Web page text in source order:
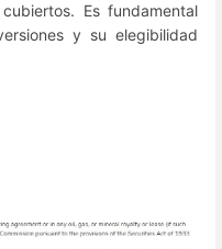
Es fundamental
y su elegibilidad